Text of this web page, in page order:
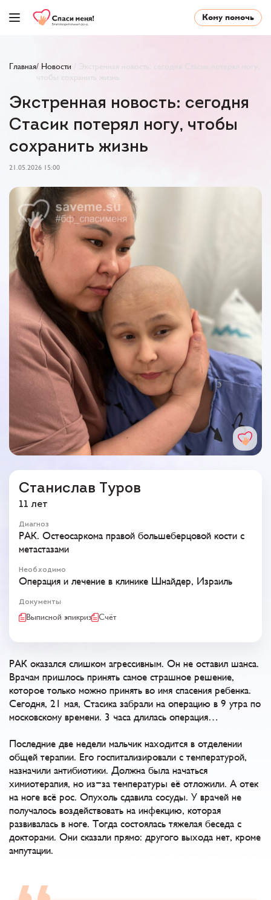
Кому помочь
Главная/ Новости
Экстренная новость: сегодня Стасик потерял ногу,
чтобы сохранить жизнь
Экстренная новость: сегодня
Стасик потерял ногу, чтобы
сохранить жизнь
21.05.2026 15:00
Станислав Туров
11 лет
Диагноз
РАК. Остеосаркома правой большеберцовой кости с
метастазами
Необходимо
Операция и лечение в клинике Шнайдер, Израиль
Документы
Выписной эпикриз Счёт
РАК оказался слишком агрессивным. Он не оставил шанса.
Врачам пришлось принять самое страшное решение,
которое только можно принять во имя спасения ребенка.
Сегодня, 21 мая, Стасика забрали на операцию в 9 утра по
московскому времени. 3 часа длилась операция…
Последние две недели мальчик находится в отделении
общей терапии. Его госпитализировали с температурой,
назначили антибиотики. Должна была начаться
химиотерапия, но из-за температуры её отложили. А отек
на ноге всё рос. Опухоль сдавила сосуды. У врачей не
получалось воздействовать на инфекцию, которая
развивалась в ноге. Тогда состоялась тяжелая беседа с
докторами. Они сказали прямо: другого выхода нет, кроме
ампутации.